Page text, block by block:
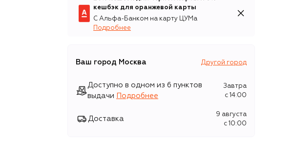
кешбэк для оранжевой карты
С Альфа-Банком на карту ЦУМа
Подробнее
Ваш город Москва Другой город
Доступно в одном из 6 пунктов
выдачи
Подробнее
Завтра
c 14:00
Доставка
9 августа
c 10:00